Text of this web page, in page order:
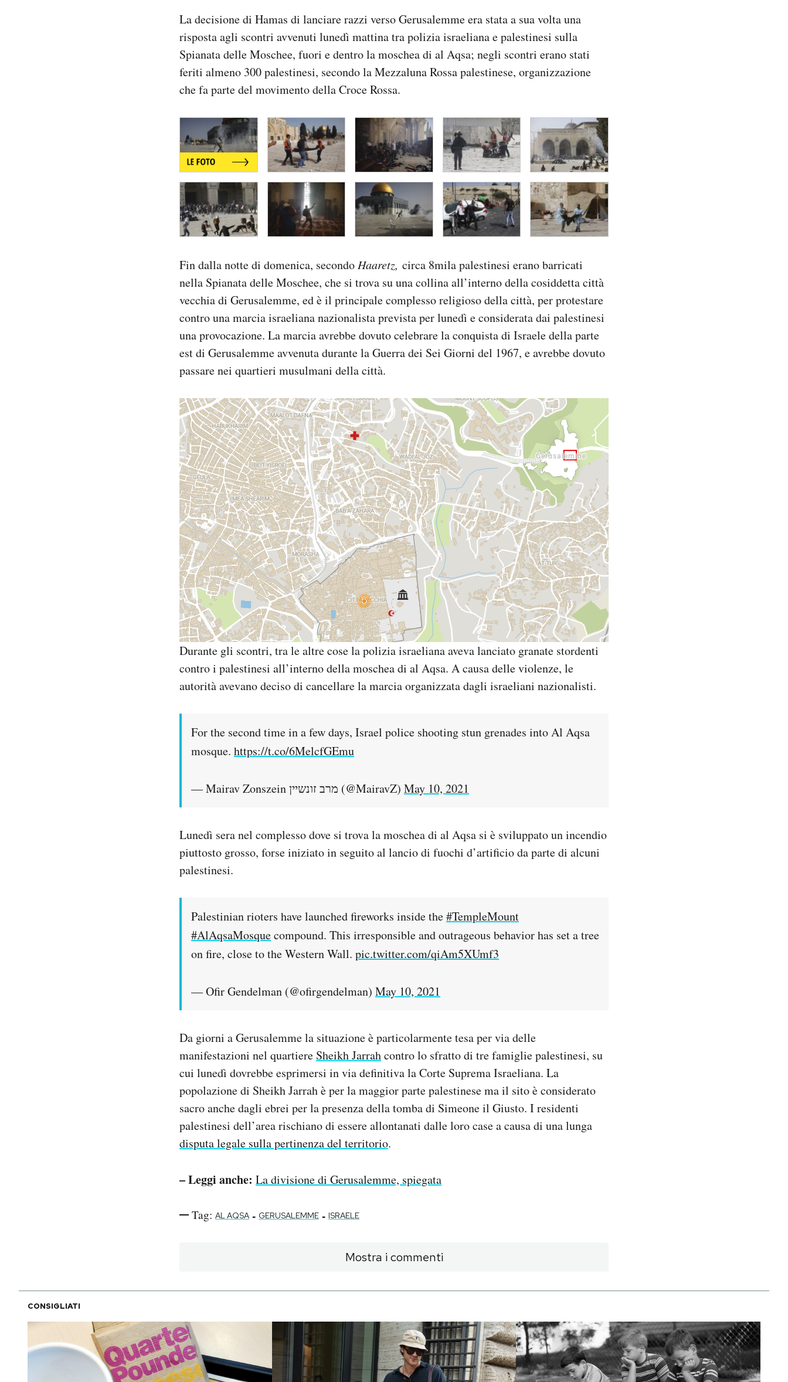
La decisione di Hamas di lanciare razzi verso Gerusalemme era stata a sua volta una
risposta agli scontri avvenuti lunedì mattina tra polizia israeliana e palestinesi sulla
Spianata delle Moschee, fuori e dentro la moschea di al Aqsa; negli scontri erano stati
feriti almeno 300 palestinesi, secondo la Mezzaluna Rossa palestinese, organizzazione
che fa parte del movimento della Croce Rossa.
Fin dalla notte di domenica, secondoHaaretz, circa 8mila palestinesi erano barricati
nella Spianata delle Moschee, che si trova su una collina all’interno della cosiddetta città
vecchia di Gerusalemme, ed è il principale complesso religioso della città, per protestare
contro una marcia israeliana nazionalista prevista per lunedì e considerata dai palestinesi
una provocazione. La marcia avrebbe dovuto celebrare la conquista di Israele della parte
est di Gerusalemme avvenuta durante la Guerra dei Sei Giorni del 1967, e avrebbe dovuto
passare nei quartieri musulmani della città.
Durante gli scontri, tra le altre cose la polizia israeliana aveva lanciato granate stordenti
contro i palestinesi all’interno della moschea di al Aqsa. A causa delle violenze, le
autorità avevano deciso di cancellare la marcia organizzata dagli israeliani nazionalisti.
For the second time in a few days, Israel police shooting stun grenades into Al Aqsa
mosque. https://t.co/6MelcfGEmu
— Mairav Zonszein מרב זונשיין (@MairavZ) May 10, 2021
Lunedì sera nel complesso dove si trova la moschea di al Aqsa si è sviluppato un incendio
piuttosto grosso, forse iniziato in seguito al lancio di fuochi d’artificio da parte di alcuni
palestinesi.
Palestinian rioters have launched fireworks inside the#TempleMount
#AlAqsaMosquecompound. This irresponsible and outrageous behavior has set a tree
on fire, close to the Western Wall. pic.twitter.com/qiAm5XUmf3
— Ofir Gendelman (@ofirgendelman) May 10, 2021
Da giorni a Gerusalemme la situazione è particolarmente tesa per via delle
manifestazioni nel quartiere Sheikh Jarrahcontro lo sfratto di tre famiglie palestinesi, su
cui lunedì dovrebbe esprimersi in via definitiva la Corte Suprema Israeliana. La
popolazione di Sheikh Jarrah è per la maggior parte palestinese ma il sito è considerato
sacro anche dagli ebrei per la presenza della tomba di Simeone il Giusto. I residenti
palestinesi dell’area rischiano di essere allontanati dalle loro case a causa di una lunga
disputa legale sulla pertinenza del territorio.
– Leggi anche: La divisione di Gerusalemme, spiegata
Tag: AL AQSA - GERUSALEMME - ISRAELE
Mostra i commenti
CONSIGLIATI